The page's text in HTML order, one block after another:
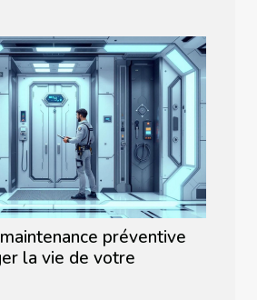
préventive
la vie de votre